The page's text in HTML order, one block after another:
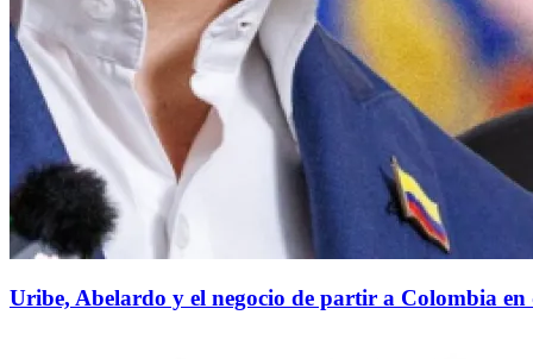
Uribe, Abelardo y el negocio de partir a Colombia en